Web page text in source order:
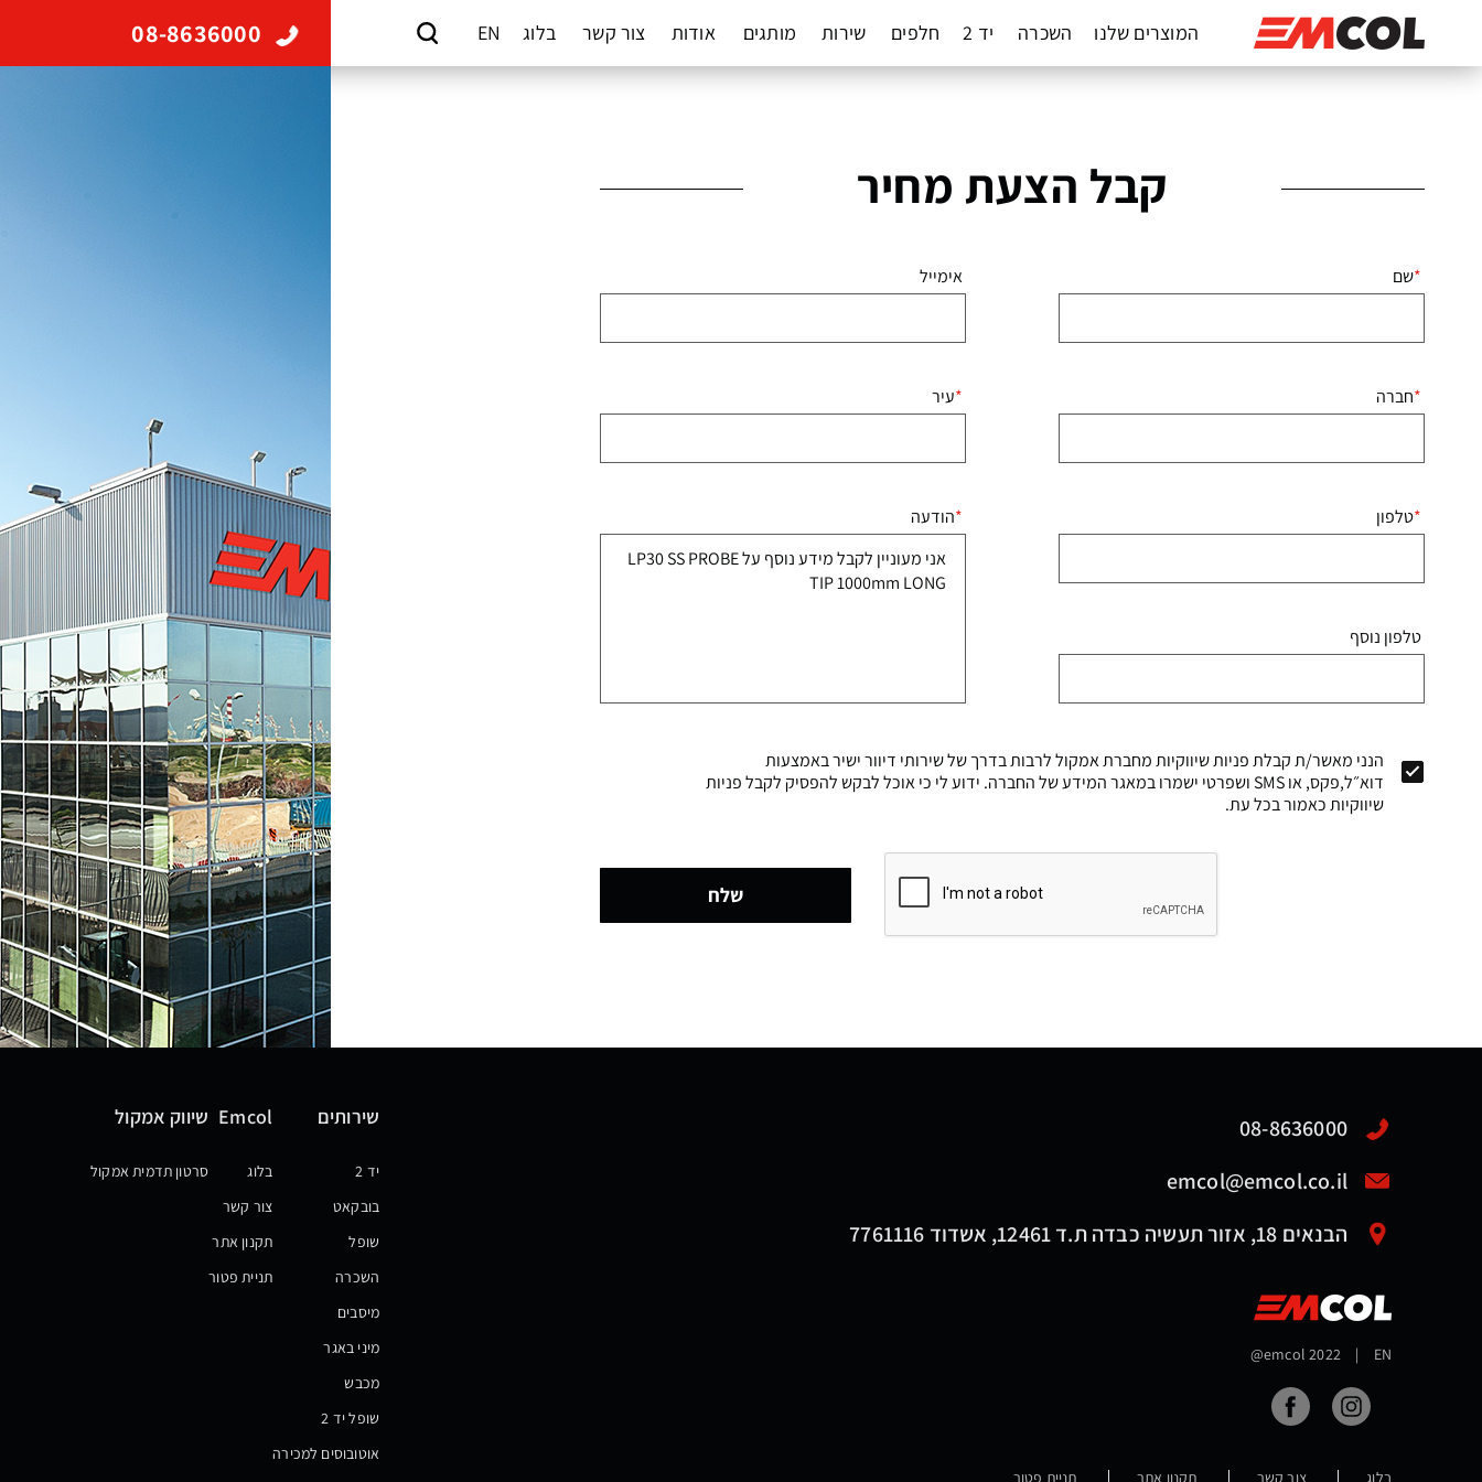
המוצרים שלנו השכרה יד 2 חלפים שירות מותגים אודות צור קשר בלוג EN
08-8636000
קבל הצעת מחיר
שם
חברה
טלפון
טלפון נוסף
אימייל
עיר
הודעה
הנני מאשר/ת קבלת פניות שיווקיות מחברת אמקול לרבות בדרך של שירותי דיוור ישיר באמצעות
דוא״ל,פקס, או SMS ושפרטי ישמרו במאגר המידע של החברה. ידוע לי כי אוכל לבקש להפסיק לקבל פניות
שיווקיות כאמור בכל עת.
שלח
שירותים
יד 2
בובקאט
שופל
השכרה
מיסבים
מיני באגר
מכבש
שופל יד 2
אוטובוסים למכירה
Emcol
בלוג
צור קשר
תקנון אתר
תניית פטור
שיווק אמקול
סרטון תדמית אמקול
08-8636000
emcol@emcol.co.il
הבנאים 18, אזור תעשיה כבדה ת.ד 12461, אשדוד 7761116
@emcol 2022 | EN
בלוג צור קשר תקנון אתר תניית פטור